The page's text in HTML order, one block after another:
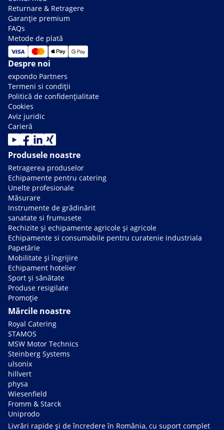
Returnare & Retragere
Garanție premium
FAQs
Metode de plată
Despre noi
expondo Partners
Termeni si condiții
Politică de confidențialitate
Cookies
Aviz juridic
Carieră
Produsele noastre
Retragerea produselor
Echipamente pentru catering
Unelte profesionale
Măsurare
Instrumente de grădinărit
sanatate si frumusete
Rechizite și echipamente agricole și agricole
Echipamente si consumabile pentru curatenie industriala
Papetărie
Mobilitate și îngrijire
Echipament hotelier
Sport și sănătate
Produse resigilate
Promoție
Mărcile noastre
Royal Catering
STAMOS
MSW Motor Technics
Steinberg Systems
ulsonix
hillvert
physa
Wiesenfield
Fromm & Starck
Uniprodo
Livrări rapide și de încredere în România, cu suport complet